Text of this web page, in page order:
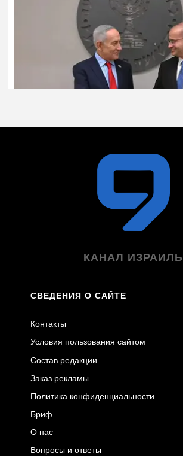
КАНАЛ ИЗРАИЛЬ
СВЕДЕНИЯ О САЙТЕ
Контакты
Условия пользования сайтом
Состав редакции
Заказ рекламы
Политика конфиденциальности
Бриф
О нас
Вопросы и ответы